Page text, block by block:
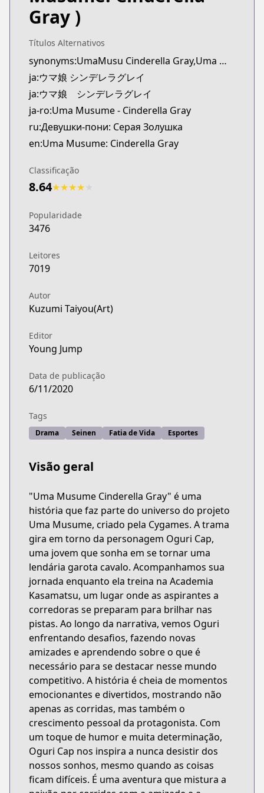
Kitsu
https://kitsu.app/manga/63156
CDJapan
https://www.anime-planet.com/manga/https://
MangaUpdates
MangaUpdates
https://www.mangaupdates.com/
Book☆Walker
Book☆Walker
https://bookwalker.jp/series/284416/list
Gray )
Títulos Alternativos
synonyms:UmaMusu Cinderella Gray,Uma Musume Cinderella Gray Gaiden: The Mermaid Left Behind
ja:ウマ娘 シンデレラグレイ
ja:ウマ娘 シンデレラグレイ
ja-ro:Uma Musume - Cinderella Gray
ru:Девушки-пони: Серая Золушка
en:Uma Musume: Cinderella Gray
Classificação
8.64★★★★
Popularidade
3476
Leitores
7019
Autor
Kuzumi Taiyou(Art)
Editor
Young Jump
Data de publicação
6/11/2020
Tags
Drama Seinen Fatia de Vida Esportes
Visão geral
"Uma Musume Cinderella Gray" é uma
história que faz parte do universo do projeto
Uma Musume, criado pela Cygames. A trama
gira em torno da personagem Oguri Cap,
uma jovem que sonha em se tornar uma
lendária garota cavalo. Acompanhamos sua
jornada enquanto ela treina na Academia
Kasamatsu, um lugar onde as aspirantes a
corredoras se preparam para brilhar nas
pistas. Ao longo da narrativa, vemos Oguri
enfrentando desafios, fazendo novas
amizades e aprendendo sobre o que é
necessário para se destacar nesse mundo
competitivo. A história é cheia de momentos
emocionantes e divertidos, mostrando não
apenas as corridas, mas também o
crescimento pessoal da protagonista. Com
um toque de humor e muita determinação,
Oguri Cap nos inspira a nunca desistir dos
nossos sonhos, mesmo quando as coisas
ficam difíceis. É uma aventura que mistura a